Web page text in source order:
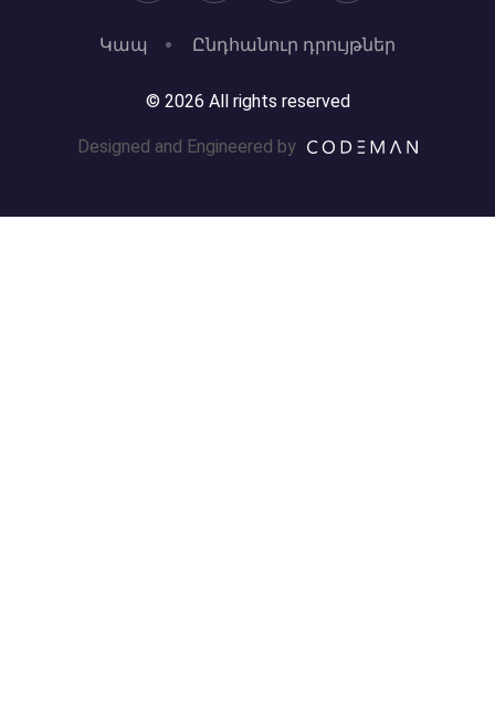
Կապ Ընդհանուր դրույթներ
© 2026 All rights reserved
Designed and Engineered by